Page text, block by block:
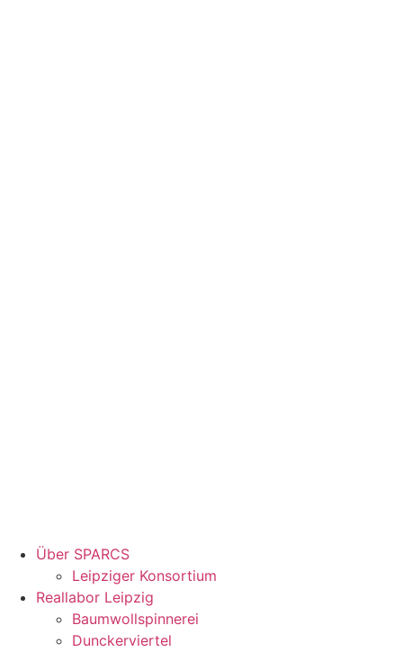
Über SPARCS
Leipziger Konsortium
Reallabor Leipzig
Baumwollspinnerei
Dunckerviertel